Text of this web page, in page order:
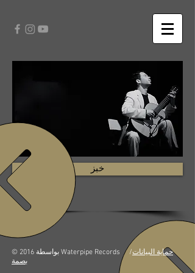
خبز
© 2016 بواسطة Waterpipe Records حماية البيانات/
بصمة